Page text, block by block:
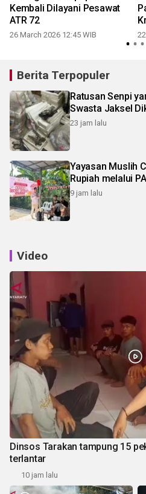
Kembali Dilayani Pesawat
ATR 72
26 March 2026 12:45 WIB
Berita Terpopuler
Ratusan Senpi
Swasta Jaksel
23 jam lalu
Yayasan Muslih
Rupiah melalui
9 jam lalu
Video
Dinsos Tarakan tampung 15
terlantar
10 jam lalu